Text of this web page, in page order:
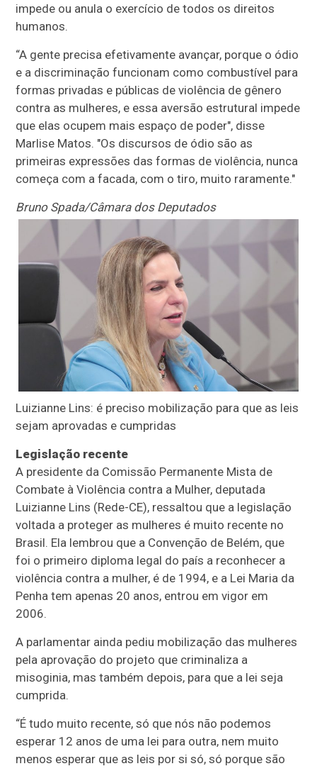
impede ou anula o exercício de todos os direitos
humanos.
“A gente precisa efetivamente avançar, porque o ódio
e a discriminação funcionam como combustível para
formas privadas e públicas de violência de gênero
contra as mulheres, e essa aversão estrutural impede
que elas ocupem mais espaço de poder", disse
Marlise Matos. "Os discursos de ódio são as
primeiras expressões das formas de violência, nunca
começa com a facada, com o tiro, muito raramente."
Bruno Spada/Câmara dos Deputados
Luizianne Lins: é preciso mobilização para que as leis
sejam aprovadas e cumpridas
Legislação recente
A presidente da Comissão Permanente Mista de
Combate à Violência contra a Mulher, deputada
Luizianne Lins (Rede-CE), ressaltou que a legislação
voltada a proteger as mulheres é muito recente no
Brasil. Ela lembrou que a Convenção de Belém, que
foi o primeiro diploma legal do país a reconhecer a
violência contra a mulher, é de 1994, e a Lei Maria da
Penha tem apenas 20 anos, entrou em vigor em
2006.
A parlamentar ainda pediu mobilização das mulheres
pela aprovação do projeto que criminaliza a
misoginia, mas também depois, para que a lei seja
cumprida.
“É tudo muito recente, só que nós não podemos
esperar 12 anos de uma lei para outra, nem muito
menos esperar que as leis por si só, só porque são